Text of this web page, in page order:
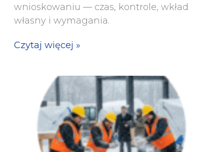
wnioskowaniu — czas, kontrole, wkład
własny i wymagania.
Czytaj więcej »